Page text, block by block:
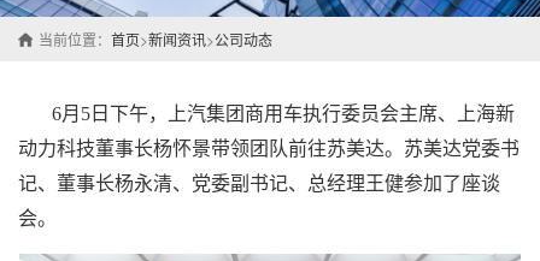
当前位置： 首页>新闻资讯>公司动态
6月5日下午，上汽集团商用车执行委员会主席、上海新
动力科技董事长杨怀景带领团队前往苏美达。苏美达党委书
记、董事长杨永清、党委副书记、总经理王健参加了座谈
会。